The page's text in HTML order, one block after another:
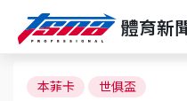
體育新
本菲卡 世俱盃